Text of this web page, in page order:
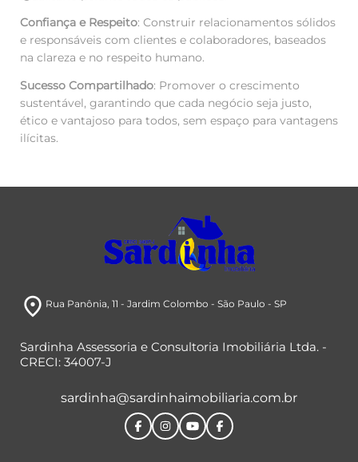
Confiança e Respeito: Construir relacionamentos sólidos
e responsáveis com clientes e colaboradores, baseados
na clareza e no respeito humano.
Sucesso Compartilhado: Promover o crescimento
sustentável, garantindo que cada negócio seja justo,
ético e vantajoso para todos, sem espaço para vantagens
ilícitas.
room Rua Panônia, 11 - Jardim Colombo - São Paulo - SP
Sardinha Assessoria e Consultoria Imobiliária Ltda. -
CRECI: 34007-J
sardinha@sardinhaimobiliaria.com.br